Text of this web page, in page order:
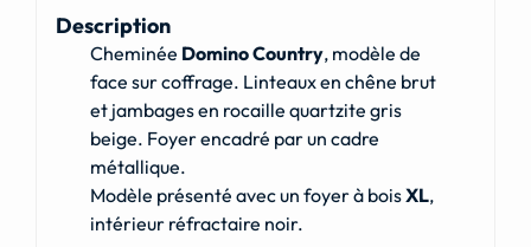
Description
Cheminée Domino Country, modèle de
face sur coffrage. Linteaux en chêne brut
et jambages en rocaille quartzite gris
beige. Foyer encadré par un cadre
métallique.
Modèle présenté avec un foyer à boisXL,
intérieur réfractaire noir.